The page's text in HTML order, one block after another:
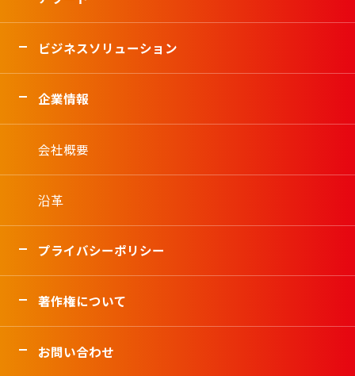
ビジネスソリューション
企業情報
会社概要
沿革
プライバシーポリシー
著作権について
お問い合わせ